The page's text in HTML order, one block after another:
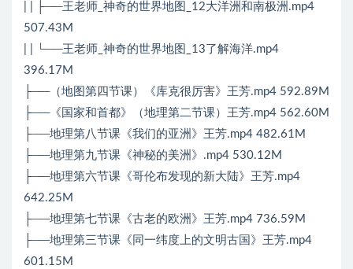
| | ├──王老师_神奇的世界地图_12大洋洲和南极洲.mp4
507.43M
| | └──王老师_神奇的世界地图_13了解海洋.mp4
396.17M
├──（地图第四节课）《库克很厉害》王芳.mp4 592.89M
├──《国家和首都》（地理第二节课）王芳.mp4 562.60M
├──地理第八节课《我们的亚洲》王芳.mp4 482.61M
├──地理第九节课《神秘的美洲》.mp4 530.12M
├──地理第六节课《哥伦布发现的新大陆》王芳.mp4
642.25M
├──地理第七节课《古老的欧洲》王芳.mp4 736.59M
├──地理第三节课《同一纬度上的文明古国》王芳.mp4
601.15M